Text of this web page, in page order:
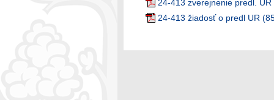
24-413 zverejnenie predl.
24-413 žiadosť o predl UR